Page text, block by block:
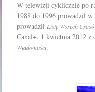
W telewizji cyklicznie po
1988 do 1996 prowadził
prowadził Listę Wszech
Canal+. 1 kwietnia 2012 z
Wiadomości.